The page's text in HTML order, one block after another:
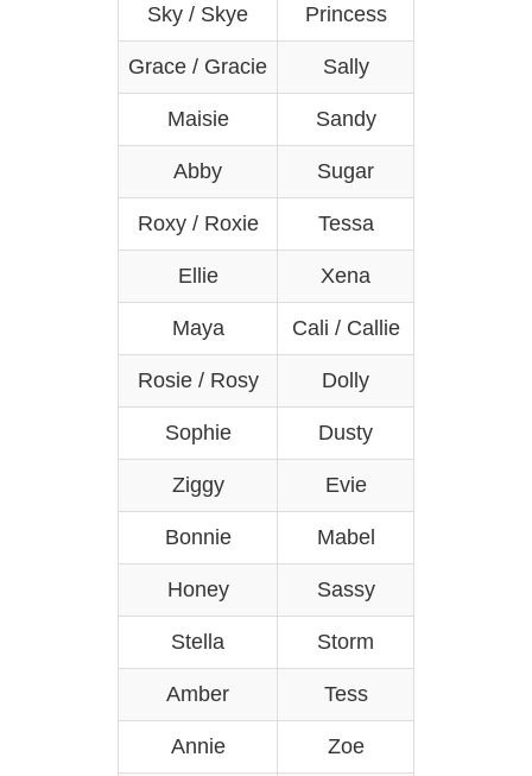
Sky / Skye Princess
Grace / Gracie Sally
Maisie Sandy
Abby Sugar
Roxy / Roxie Tessa
Ellie Xena
Maya Cali / Callie
Rosie / Rosy Dolly
Sophie Dusty
Ziggy Evie
Bonnie Mabel
Honey Sassy
Stella Storm
Amber Tess
Annie Zoe